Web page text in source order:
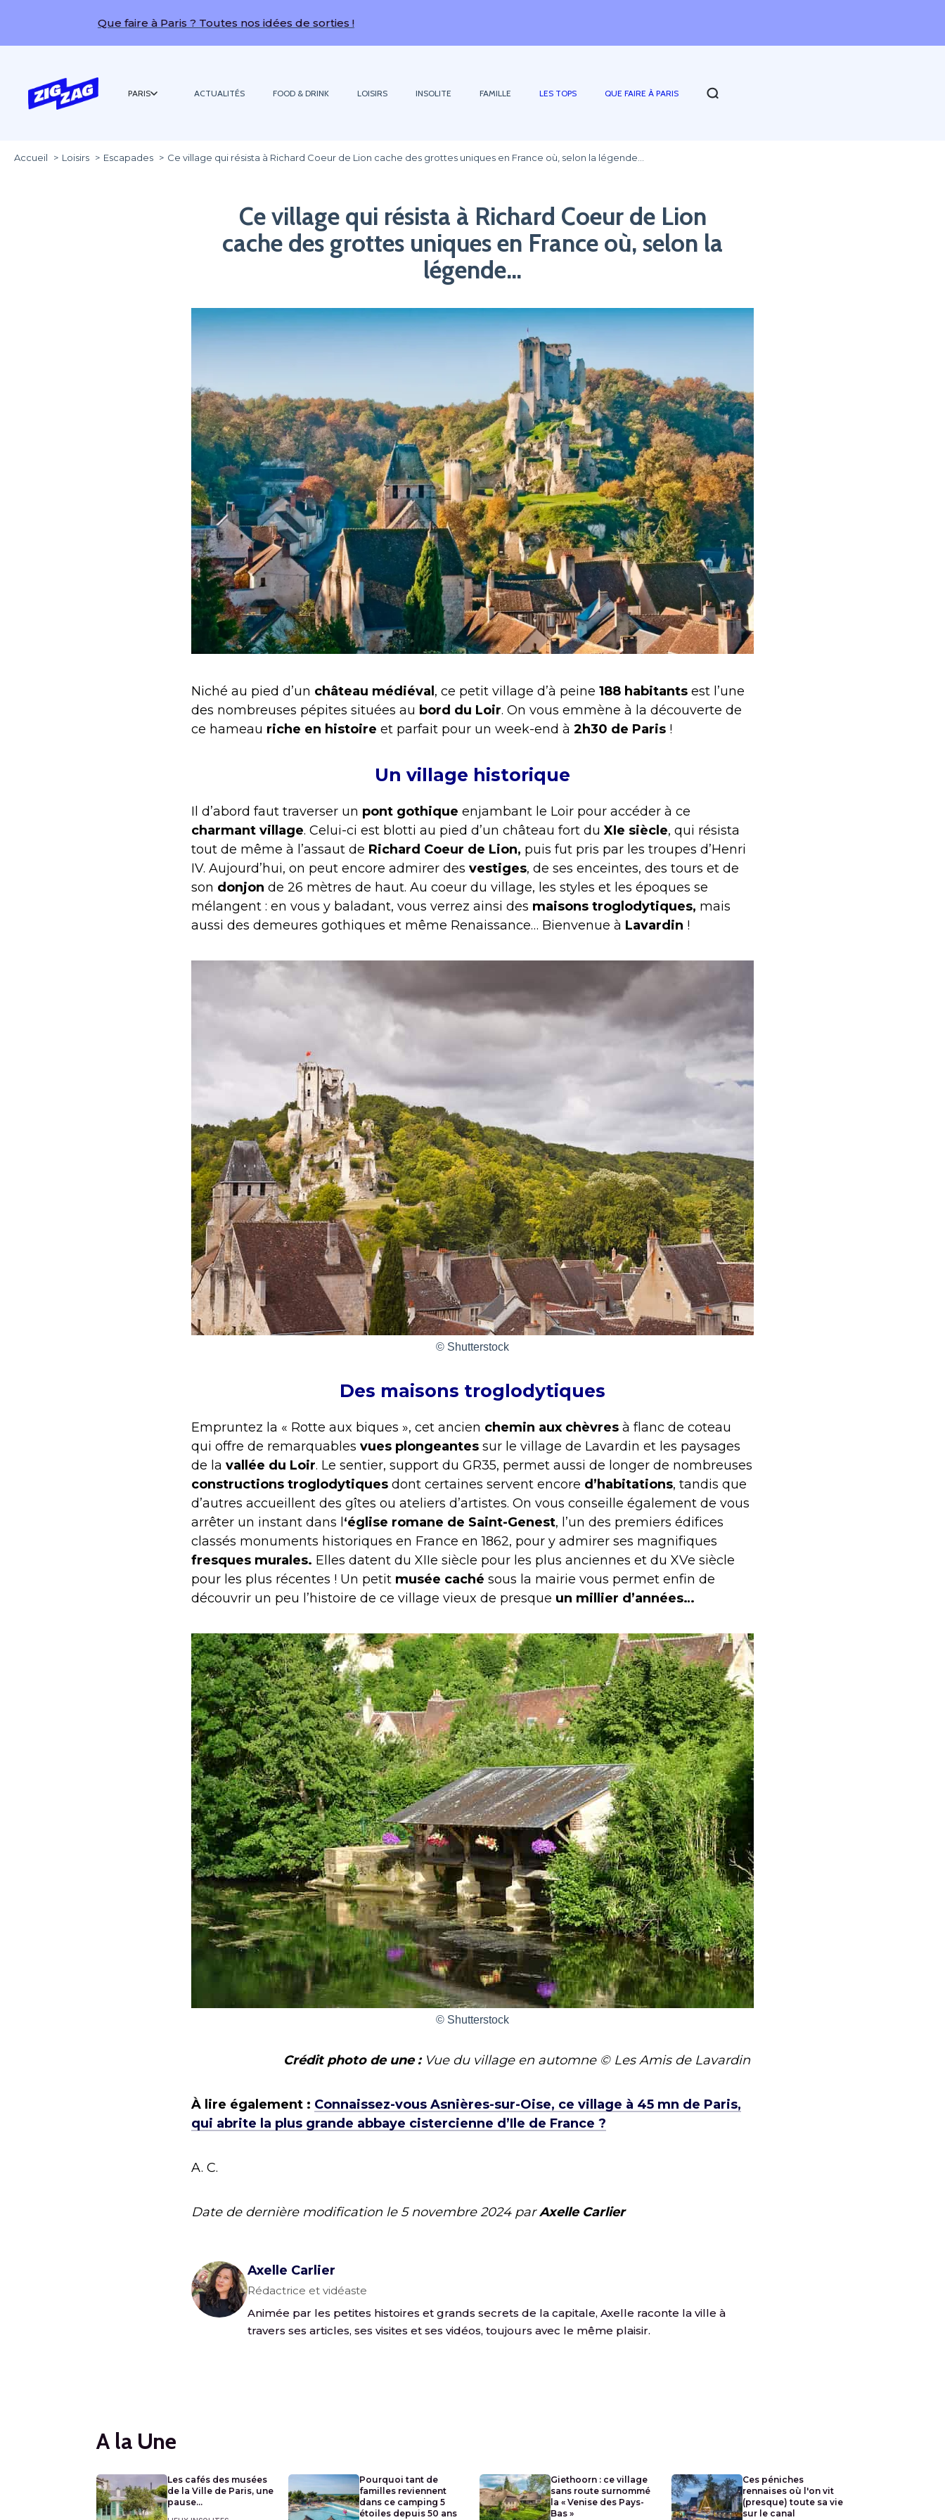
Que faire à Paris ? Toutes nos idées de sorties !
PARIS ACTUALITÉS FOOD & DRINK LOISIRS INSOLITE FAMILLE LES TOPS QUE FAIRE À PARIS
Accueil Loisirs Escapades Ce village qui résista à Richard Coeur de Lion cache des grottes uniques en France où, selon la légende…
Ce village qui résista à Richard Coeur de Lion
cache des grottes uniques en France où, selon la
légende…
Niché au pied d’un château médiéval , ce petit village d’à peine 188 habitants est l’une
des nombreuses pépites situées au bord du Loir. On vous emmène à la découverte de
ce hameau riche en histoire et parfait pour un week-end à 2h30 de Paris !
Un village historique
Il d’abord faut traverser un pont gothique enjambant le Loir pour accéder à ce
charmant village. Celui-ci est blotti au pied d’un château fort duXIe siècle, qui résista
tout de même à l’assaut de Richard Coeur de Lion, puis fut pris par les troupes d’Henri
IV. Aujourd’hui, on peut encore admirer des vestiges, de ses enceintes, des tours et de
son donjon de 26 mètres de haut. Au coeur du village, les styles et les époques se
mélangent : en vous y baladant, vous verrez ainsi des maisons troglodytiques, mais
aussi des demeures gothiques et même Renaissance… Bienvenue à Lavardin !
© Shutterstock
Des maisons troglodytiques
Empruntez la « Rotte aux biques », cet ancien chemin aux chèvres à flanc de coteau
qui offre de remarquables vues plongeantes sur le village de Lavardin et les paysages
de la vallée du Loir. Le sentier, support du GR35, permet aussi de longer de nombreuses
constructions troglodytiques dont certaines servent encore d’habitations, tandis que
d’autres accueillent des gîtes ou ateliers d’artistes. On vous conseille également de vous
arrêter un instant dans l ‘église romane de Saint-Genest, l’un des premiers édifices
classés monuments historiques en France en 1862, pour y admirer ses magnifiques
fresques murales. Elles datent du XIIe siècle pour les plus anciennes et du XVe siècle
pour les plus récentes ! Un petit musée caché sous la mairie vous permet enfin de
découvrir un peu l’histoire de ce village vieux de presque un millier d’années…
© Shutterstock
Crédit photo de une : Vue du village en automne © Les Amis de Lavardin
À lire également : Connaissez-vous Asnières-sur-Oise, ce village à 45 mn de Paris,
qui abrite la plus grande abbaye cistercienne d’Ile de France ?
A. C.
Date de dernière modification le 5 novembre 2024 parAxelle Carlier
Axelle Carlier
Rédactrice et vidéaste
Animée par les petites histoires et grands secrets de la capitale, Axelle raconte la ville à
travers ses articles, ses visites et ses vidéos, toujours avec le même plaisir.
A la Une
Les cafés des musées
de la Ville de Paris, une
pause...
Pourquoi tant de
familles reviennent
dans ce camping 5
étoiles depuis 50 ans
Giethoorn : ce village
sans route surnommé
la « Venise des Pays-
Bas »
Ces péniches
rennaises où l'on vit
(presque) toute sa vie
sur le canal